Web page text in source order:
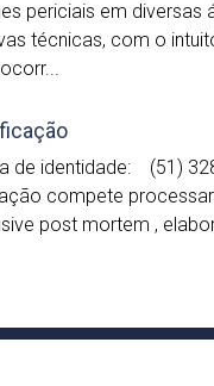
periciais em diversas
técnicas, com o
de identidade: (51)
compete
post mortem ,